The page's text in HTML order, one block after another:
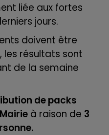
liée aux fortes
jours.
doivent être
les résultats sont
de la semaine
de packs
à raison de 3